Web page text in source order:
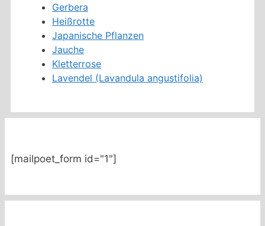
Gerbera
Heißrotte
Japanische Pflanzen
Jauche
Kletterrose
Lavendel (Lavandula angustifolia)
[mailpoet_form id="1"]